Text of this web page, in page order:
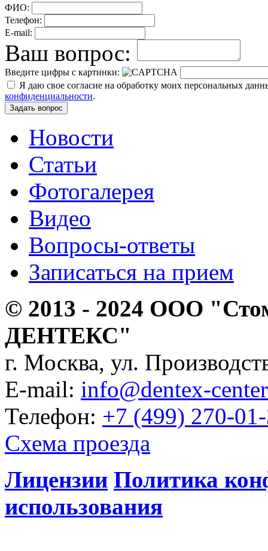
ФИО:
Телефон:
E-mail:
Ваш вопрос:
Введите цифры с картинки:
Я даю свое согласие на обработку моих персональных
конфиденциальности.
Новости
Статьи
Фотогалерея
Видео
Вопросы-ответы
Записаться на прием
© 2013 - 2024 ООО
ДЕНТЕКС"
г. Москва, ул.
E-mail: info@dentex-
Телефон: +7 (499) 270-
Схема проезда
Лицензии Политика
использования